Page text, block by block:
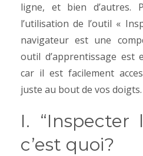
ligne, et bien d’autres.
l’utilisation de l’outil «
navigateur est une
outil d’apprentissage est
car il est facilement
juste au bout de vos doigts.
I. “Inspecter
c’est quoi?